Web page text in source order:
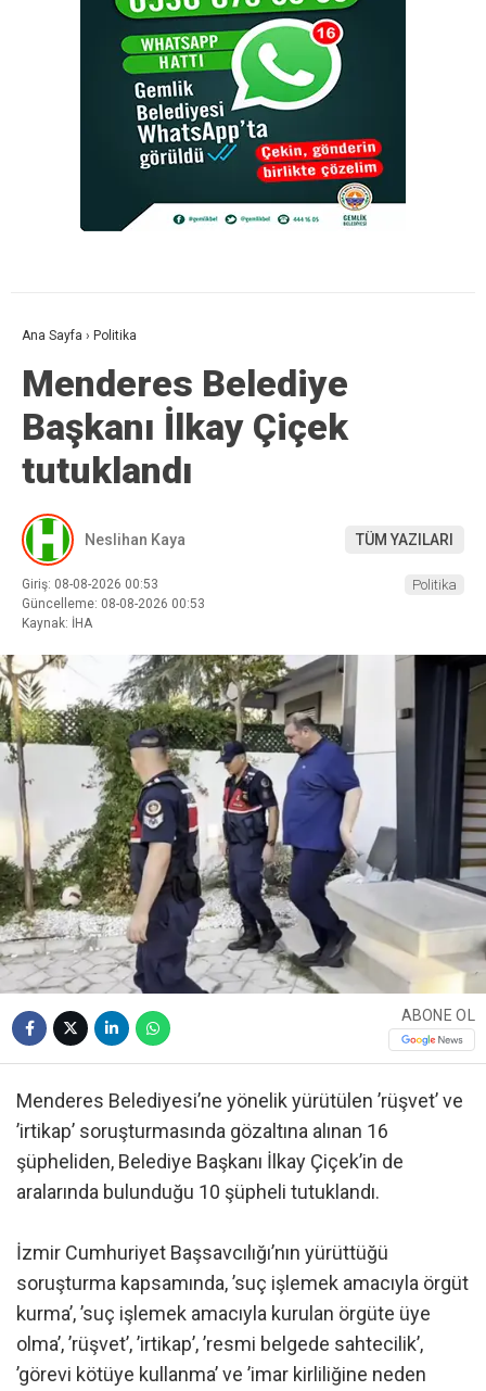
Ana Sayfa › Politika
Menderes Belediye
Başkanı İlkay Çiçek
tutuklandı
Neslihan Kaya TÜM YAZILARI
Giriş: 08-08-2026 00:53
Güncelleme: 08-08-2026 00:53
Kaynak: İHA
Politika
ABONE OL
Menderes Belediyesi’ne yönelik yürütülen ’rüşvet’ ve
’irtikap’ soruşturmasında gözaltına alınan 16
şüpheliden, Belediye Başkanı İlkay Çiçek’in de
aralarında bulunduğu 10 şüpheli tutuklandı.
İzmir Cumhuriyet Başsavcılığı’nın yürüttüğü
soruşturma kapsamında, ’suç işlemek amacıyla örgüt
kurma’, ’suç işlemek amacıyla kurulan örgüte üye
olma’, ’rüşvet’, ’irtikap’, ’resmi belgede sahtecilik’,
’görevi kötüye kullanma’ ve ’imar kirliliğine neden